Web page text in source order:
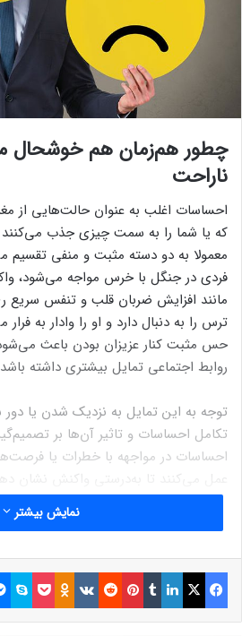
چطور هم‌زمان هم خوشحال
ناراحت
احساسات اغلب به عنوان حالت‌هایی از
که یا شما را به سمت چیزی جذب می‌کنند
معمولا به دو دسته مثبت و منفی تقسیم
فردی در جنگل با خرس مواجه می‌شود،
مانند افزایش ضربان قلب و تنفس
ترس را به دنبال دارد و او را وادار به
حس مثبت کنار عزیزان بودن باعث
روابط اجتماعی تمایل بیشتری داشته
توجه به این تمایل به نزدیک شدن یا
تکامل احساسات و تاثیر آن‌ها بر
احساسات در مواجهه با خطرات یا فرصت‌ها
عمل می‌کنند تا به‌درستی واکنش نشان
اما ترکیب شدن احساسات متضاد یا
احساس شادی و هم ناراحتی می‌کند؛
از پایان یک دوره خوشحال و در عین حال
تجربه‌های گذشته ناراحت است. بر اساس
نمایش بیشتر
فیسبوک ایکس لینکداین تامبلر پینتریست Reddit
VKontakte
Odnoklassniki پاکت اسکایپ